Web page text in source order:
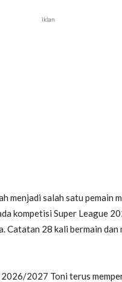
Iklan
menjadi salah satu pemain
kompetisi Super League
Catatan 28 kali bermain dan
2026/2027 Toni terus